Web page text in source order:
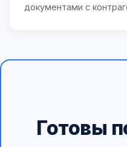
документами с
Готовы